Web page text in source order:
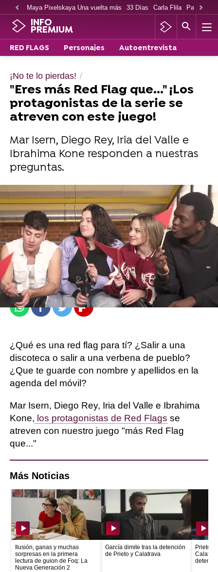
Maya Pixelskaya Una vuelta más 33 Días Carla Flila Paco
INFO
PREMIUM
RED FLAGS Personajes Autoentrevista
¡No te lo pierdas!
"Eres más Red Flag que..." ¡Los
protagonistas de la serie se
atreven con este juego!
Mar Isern, Diego Rey, Iria del Valle e
Ibrahima Kone responden a nuestras
preguntas.
atresplayer
Publicado:17 de mayo de 2024, 11:51
WhatsappFacebook
TwitterFlipboard
¿Qué es una red flag para tí? ¿Salir a una
discoteca o salir a una verbena de pueblo?
¿Que te guarde con nombre y apellidos en la
agenda del móvil?
Mar Isern, Diego Rey, Iria del Valle e Ibrahima
Kone, los protagonistas de Red Flags se
atreven con nuestro juego "más Red Flag
que..."
Más Noticias
Ilusión, ganas y muchas
sorpresas en la primera
lectura de guion de Foq: La
Nueva Generación 2
García dimite tras la detención
de Prieto y Calatrava
Prieto